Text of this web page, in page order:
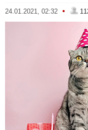
24.01.2021, 02:32 •